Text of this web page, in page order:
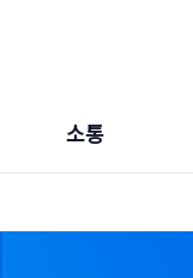
소통